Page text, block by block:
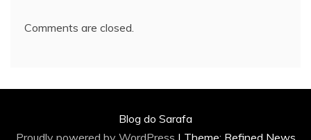
Comments are closed.
Blog do Sarafa